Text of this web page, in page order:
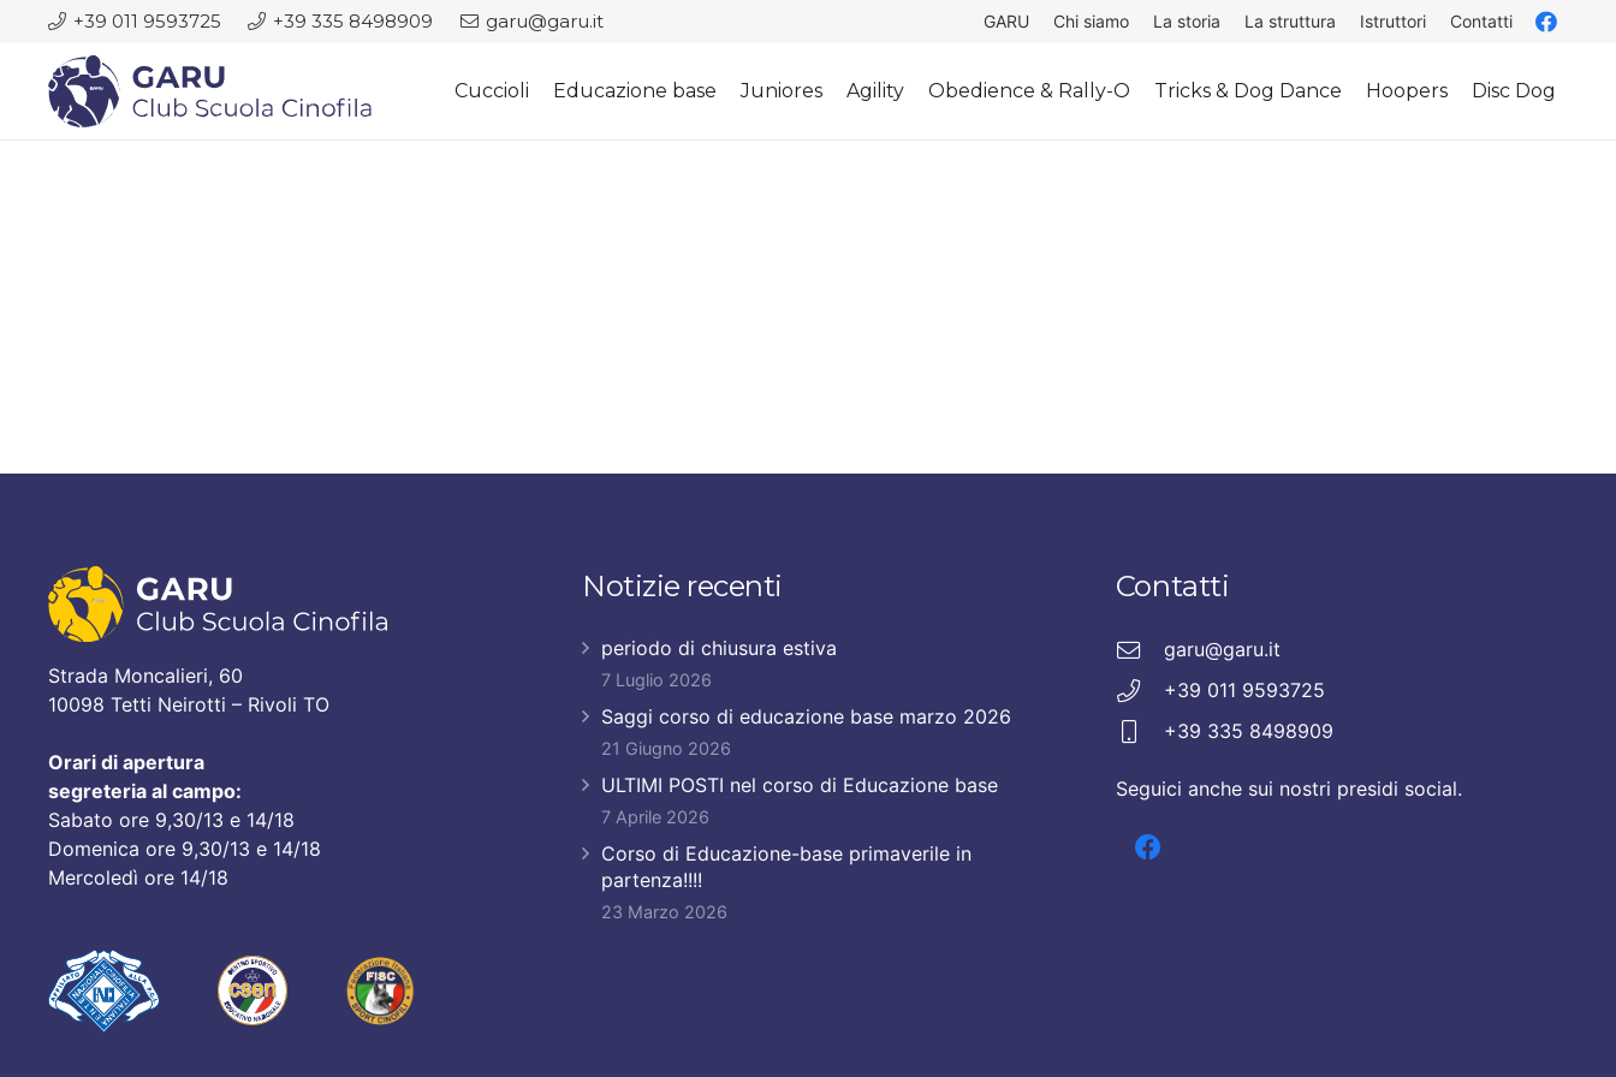
+39 011 9593725 +39 335 8498909 garu@garu.it GARU Chi siamo La storia La struttura Istruttori Contatti
Cuccioli Educazione base Juniores Agility Obedience & Rally-O Tricks & Dog Dance Hoopers Disc Dog
Strada Moncalieri, 60
10098 Tetti Neirotti – Rivoli TO
Orari di apertura
segreteria al campo:
Sabato ore 9,30/13 e 14/18
Domenica ore 9,30/13 e 14/18
Mercoledì ore 14/18
Notizie recenti
periodo di chiusura estiva
7 Luglio 2026
Saggi corso di educazione base marzo 2026
21 Giugno 2026
ULTIMI POSTI nel corso di Educazione base
7 Aprile 2026
Corso di Educazione-base primaverile in
partenza!!!!
23 Marzo 2026
Contatti
garu@garu.it
+39 011 9593725
+39 335 8498909
Seguici anche sui nostri presidi social.